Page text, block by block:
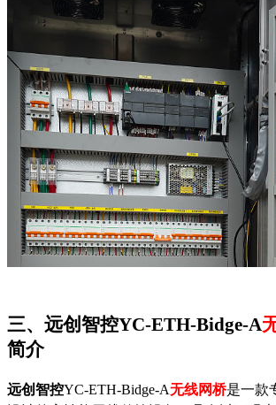
三、 远创智控YC-ETH-Bidge-A
简介
远创智控YC-ETH-Bidge-A无线网桥是一款